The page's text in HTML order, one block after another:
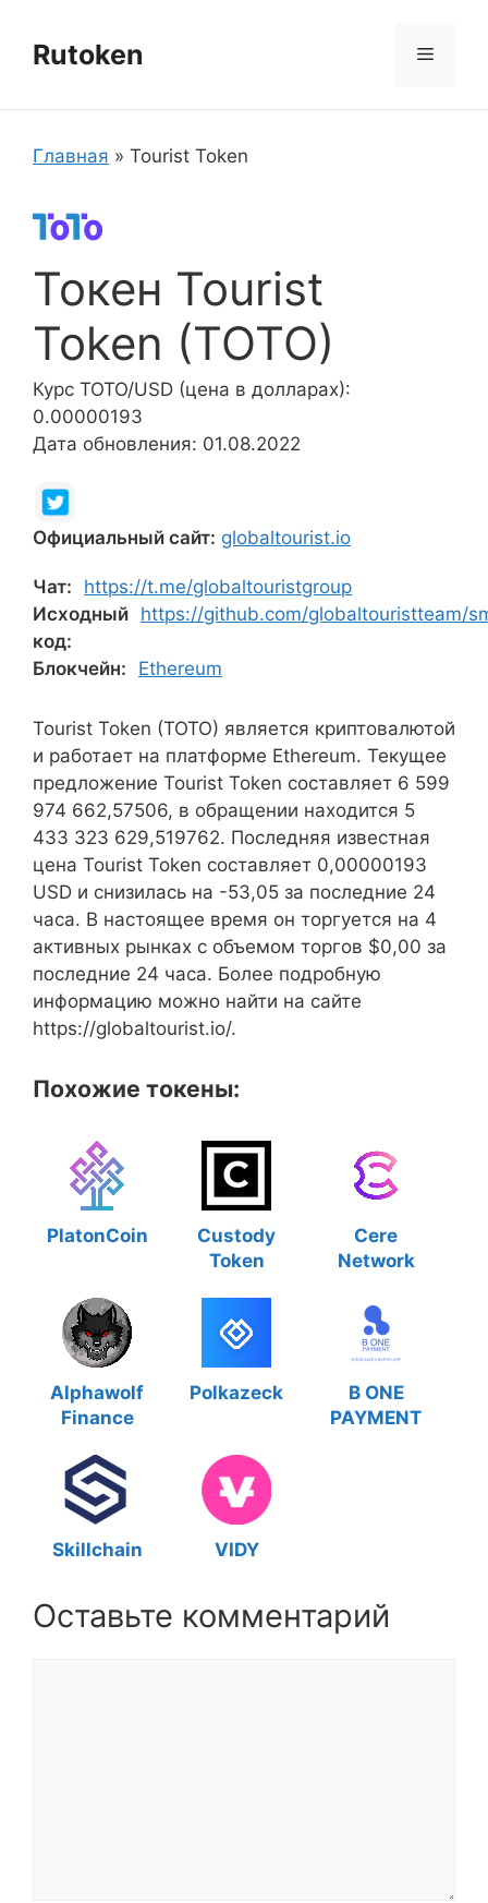
содержимому
Rutoken Меню
Главная » Tourist Token
Токен Tourist
Token (TOTO)
Курс TOTO/USD (цена в долларах):
0.00000193
Дата обновления: 01.08.2022
Официальный сайт: globaltourist.io
Чат:
https://t.me/globaltouristgroup
Исходный
код:
https://github.com/globaltouristteam/
Блокчейн: Ethereum
Tourist Token (TOTO) является криптовалютой
и работает на платформе Ethereum. Текущее
предложение Tourist Token составляет 6 599
974 662,57506, в обращении находится 5
433 323 629,519762. Последняя известная
цена Tourist Token составляет 0,00000193
USD и снизилась на -53,05 за последние 24
часа. В настоящее время он торгуется на 4
активных рынках с объемом торгов $0,00 за
последние 24 часа. Более подробную
информацию можно найти на сайте
https://globaltourist.io/.
Похожие токены:
PlatonCoin
Custody
Token
Cere
Network
Alphawolf
Finance
Polkazeck
B ONE
PAYMENT
Skillchain VIDY
Оставьте комментарий